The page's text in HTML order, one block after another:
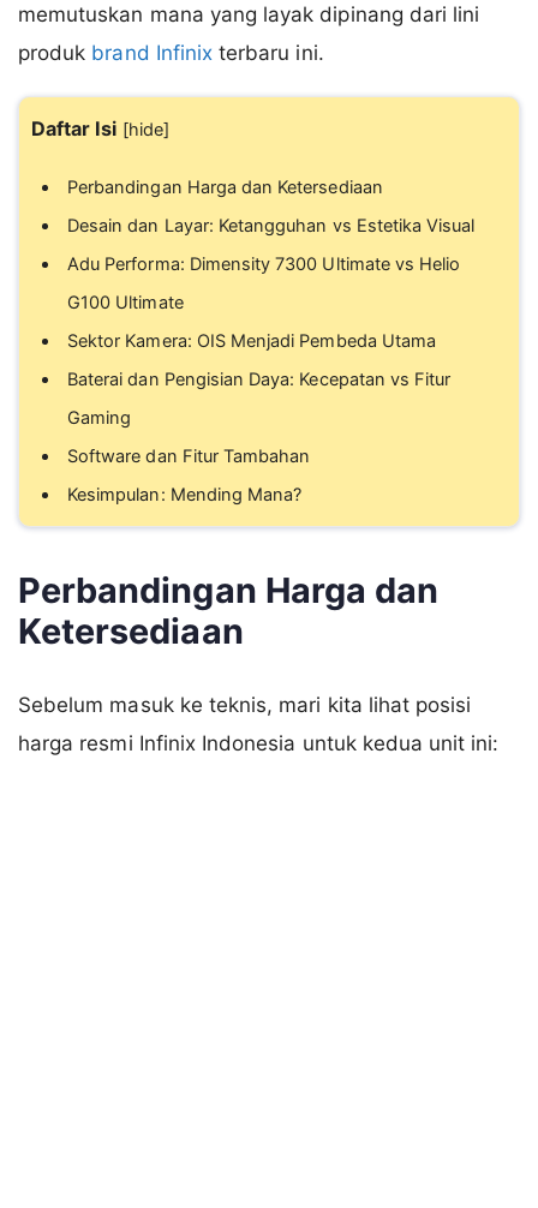
memutuskan mana yang layak dipinang dari lini
produk brand Infinix terbaru ini.
Daftar Isi [hide]
Perbandingan Harga dan Ketersediaan
Desain dan Layar: Ketangguhan vs Estetika Visual
Adu Performa: Dimensity 7300 Ultimate vs Helio
G100 Ultimate
Sektor Kamera: OIS Menjadi Pembeda Utama
Baterai dan Pengisian Daya: Kecepatan vs Fitur
Gaming
Software dan Fitur Tambahan
Kesimpulan: Mending Mana?
Perbandingan Harga dan
Ketersediaan
Sebelum masuk ke teknis, mari kita lihat posisi
harga resmi Infinix Indonesia untuk kedua unit ini: